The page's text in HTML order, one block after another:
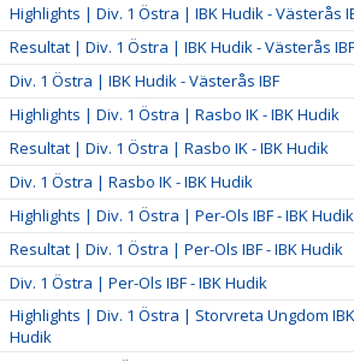
Highlights | Div. 1 Östra | IBK Hudik - Västerås
Resultat | Div. 1 Östra | IBK Hudik - Västerås IBF
Div. 1 Östra | IBK Hudik - Västerås IBF
Highlights | Div. 1 Östra | Rasbo IK - IBK Hudik
Resultat | Div. 1 Östra | Rasbo IK - IBK Hudik
Div. 1 Östra | Rasbo IK - IBK Hudik
Highlights | Div. 1 Östra | Per-Ols IBF - IBK Hudik
Resultat | Div. 1 Östra | Per-Ols IBF - IBK Hudik
Div. 1 Östra | Per-Ols IBF - IBK Hudik
Highlights | Div. 1 Östra | Storvreta Ungdom
Hudik